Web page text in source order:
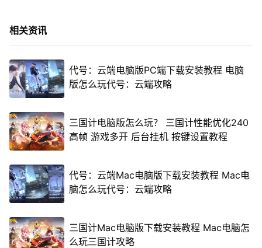
相关资讯
代号：云端电脑版PC端下载安装教程 电脑
版怎么玩代号：云端攻略
三国计电脑版怎么玩？ 三国计性能优化240
高帧 游戏多开 后台挂机 按键设置教程
代号：云端Mac电脑版下载安装教程 Mac电
脑怎么玩代号：云端攻略
三国计Mac电脑版下载安装教程 Mac电脑怎
么玩三国计攻略